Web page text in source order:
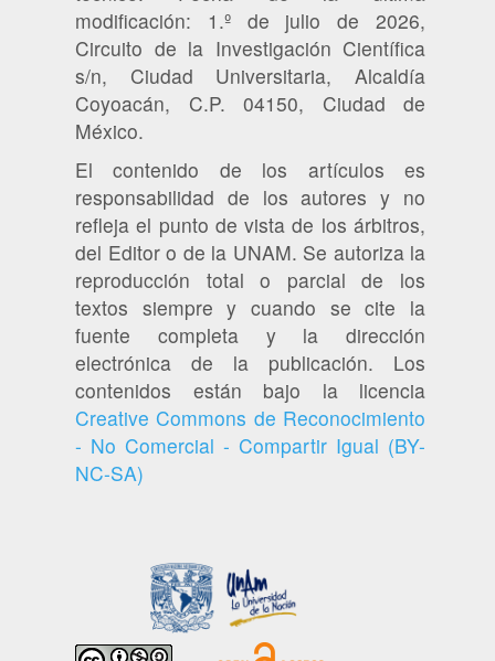
modificación: 1.º de julio de 2026,
Circuito de la Investigación Científica
s/n, Ciudad Universitaria, Alcaldía
Coyoacán, C.P. 04150, Ciudad de
México.
El contenido de los artículos es
responsabilidad de los autores y no
refleja el punto de vista de los árbitros,
del Editor o de la UNAM. Se autoriza la
reproducción total o parcial de los
textos siempre y cuando se cite la
fuente completa y la dirección
electrónica de la publicación. Los
contenidos están bajo la licencia
Creative Commons de Reconocimiento
- No Comercial - Compartir Igual (BY-
NC-SA)